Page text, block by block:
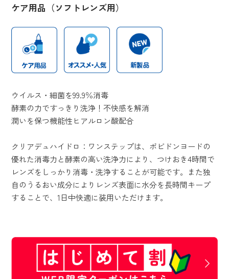
ケア用品（ソフトレンズ用）
ウイルス・細菌を99.9％消毒
酵素の力ですっきり洗浄！不快感を解消
潤いを保つ機能性ヒアルロン酸配合
クリアデュハイドロ：ワンステップは、ポビドンヨードの
優れた消毒力と酵素の高い洗浄力により、つけおき4時間で
レンズをしっかり消毒・洗浄することが可能です。また独
自のうるおい成分によりレンズ表面に水分を長時間キープ
することで、1日中快適に装用いただけます。